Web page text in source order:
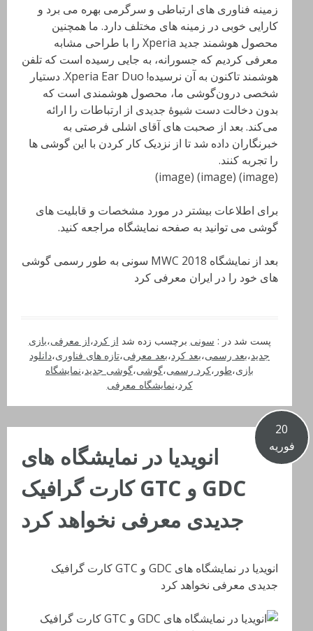
زمینه فناوری های ارتباطی و سرگرمی بهره می برد و
کارایی خوبی در زمینه های مختلف دارد. ما همچنین
محصول هوشمند جدید Xperia را با طراحی مشابه
معرفی کردیم که جسورانه، به جایی رسیده است که تلفن
هوشمند تاکنون به آن نرسیده! Xperia Ear Duo. دستیار
شخصی درون‌گوشی ما، محصول هوشمندی است که
بدون دخالت دست شیوهٔ جدیدی از ارتباطات را ارائه
می‌کند. بعد از صحبت های آقای اشلی فرصتی به
خبرنگاران داده شد تا از نزدیک کار کردن با این گوشی ها
را تجربه کنند.
(image) (image) (image)
برای اطلاعات بیشتر در مورد مشخصات و قابلیت های
گوشی می توانید به صفحه نمایشگاه مراجعه کنید.
بعد از نمایشگاه MWC 2018 سونی به طور رسمی گوشی
های خود را در ایران معرفی کرد
پست شد در : سونی برچسب زده شد از کرد،از معرفی،بازی
جدید،بعد رسمی،بعد کرد،بعد معرفی،تازه های فناوری،دانلود
بازی،طور ،کرد رسمی،گوشی،گوشی جدید،نمایشگاه
کرد،نمایشگاه معرفی
20
فوریه
انویدیا در نمایشگاه های
GDC و GTC کارت گرافیک
جدیدی معرفی نخواهد کرد
انویدیا در نمایشگاه های GDC و GTC کارت گرافیک
جدیدی معرفی نخواهد کرد